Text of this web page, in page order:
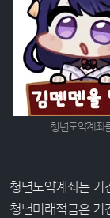
청년도약계좌
청년도약계좌는 기
청년미래적금은 기